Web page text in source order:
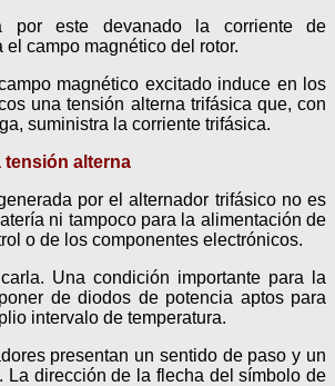
por este devanado la corriente de
el campo magnético del rotor.
magnético excitado induce en los
una tensión alterna trifásica que, con
suministra la corriente trifásica.
tensión alterna
por el alternador trifásico no es
ni tampoco para la alimentación de
o de los componentes electrónicos.
Una condición importante para la
de diodos de potencia aptos para
intervalo de temperatura.
presentan un sentido de paso y un
La dirección de la flecha del símbolo de